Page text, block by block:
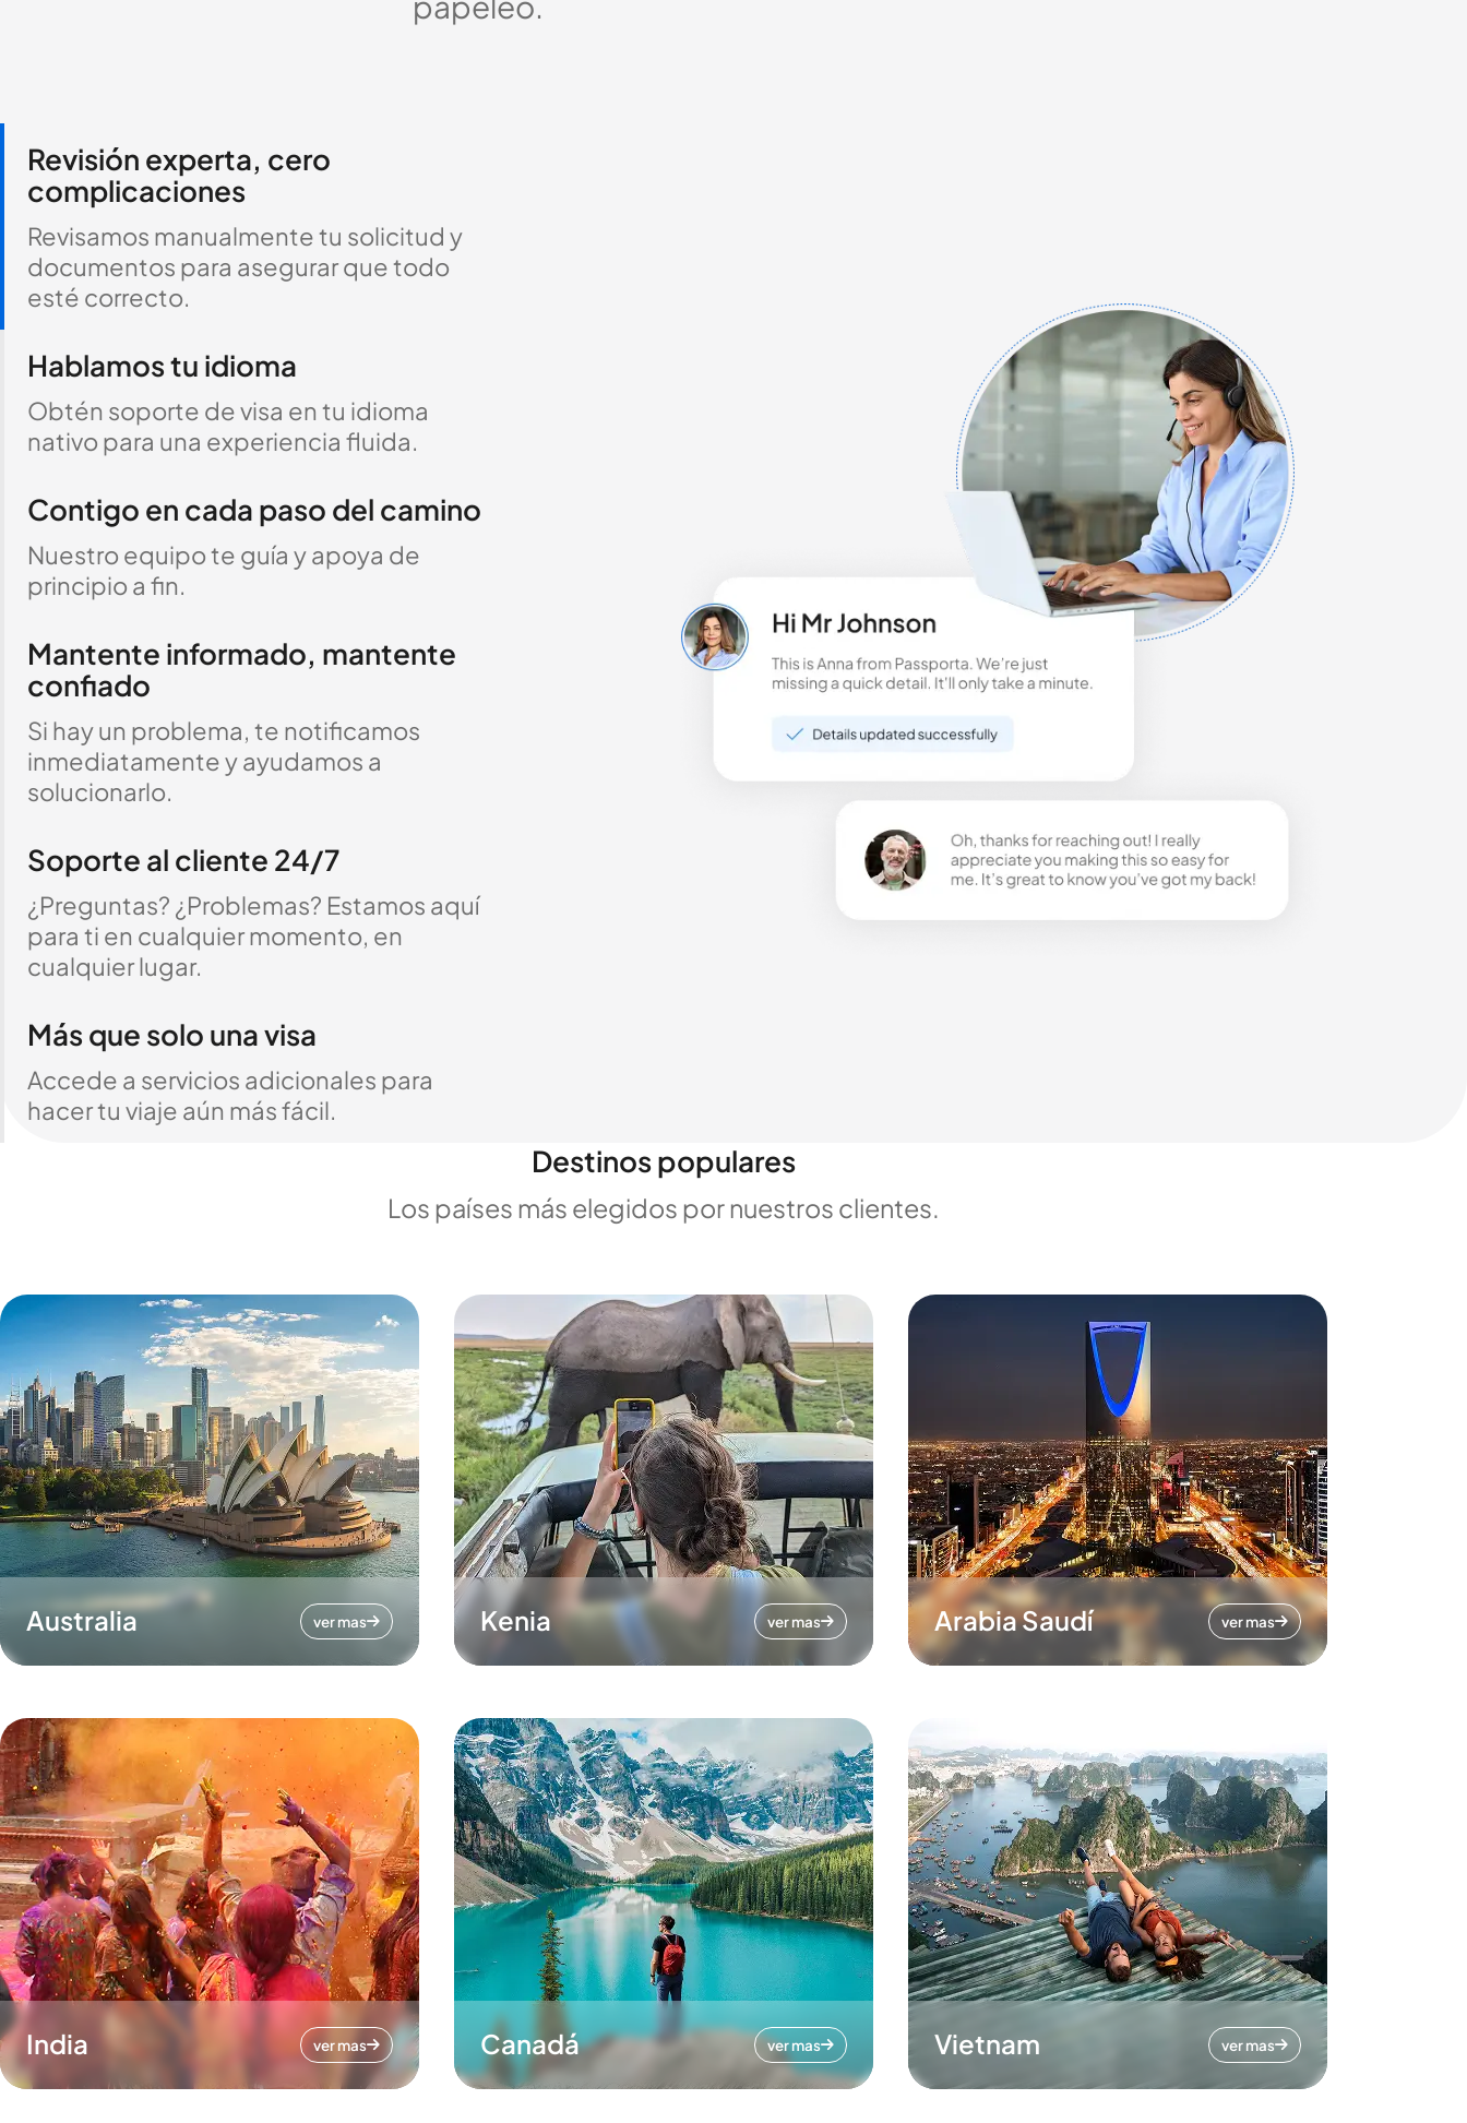
Revisión experta, cero
complicaciones
Revisamos manualmente tu solicitud y
documentos para asegurar que todo
esté correcto.
Hablamos tu idioma
Obtén soporte de visa en tu idioma
nativo para una experiencia fluida.
Contigo en cada paso del camino
Nuestro equipo te guía y apoya de
principio a fin.
Mantente informado, mantente
confiado
Si hay un problema, te notificamos
inmediatamente y ayudamos a
solucionarlo.
Soporte al cliente 24/7
¿Preguntas? ¿Problemas? Estamos aquí
para ti en cualquier momento, en
cualquier lugar.
Más que solo una visa
Accede a servicios adicionales para
hacer tu viaje aún más fácil.
Destinos populares
Los países más elegidos por nuestros clientes.
Australia ver mas Kenia ver mas Arabia Saudí ver mas
India ver mas Canadá ver mas Vietnam ver mas